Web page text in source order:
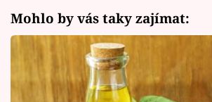
Mohlo by vás taky zajímat: